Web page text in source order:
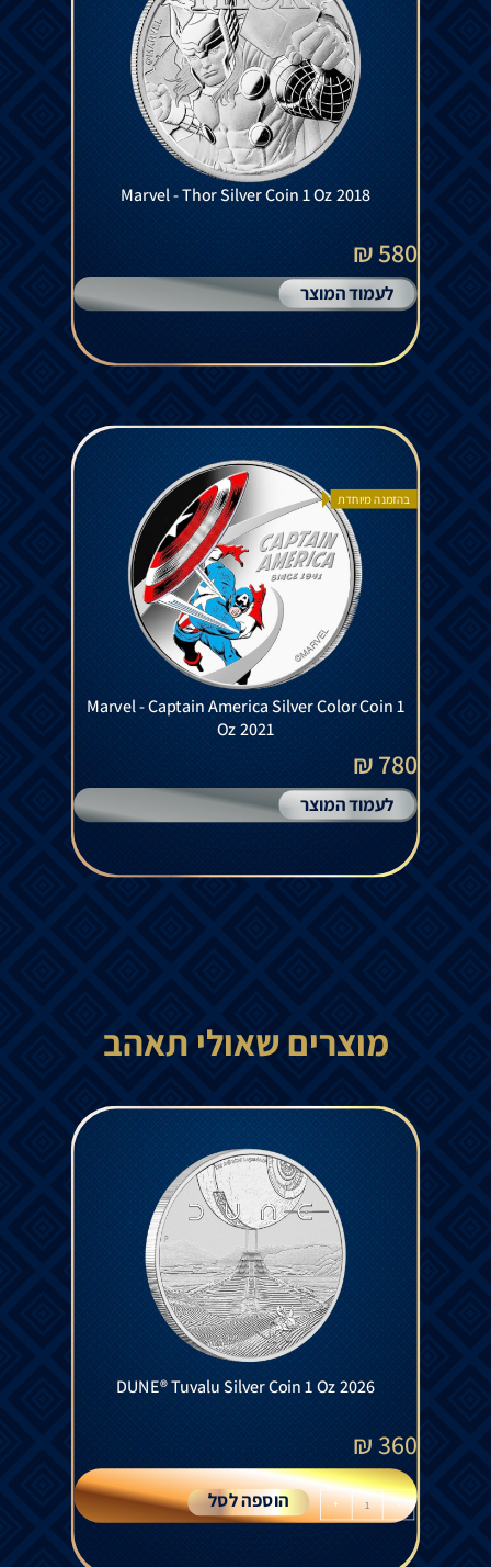
Marvel - Thor Silver Coin 1 Oz 2018
580 ₪
לעמוד המוצר
בהזמנה מיוחדת
Marvel - Captain America Silver Color Coin 1
Oz 2021
780 ₪
לעמוד המוצר
מוצרים שאולי תאהב
DUNE® Tuvalu Silver Coin 1 Oz 2026
360
₪
-
+ הוספה לסל